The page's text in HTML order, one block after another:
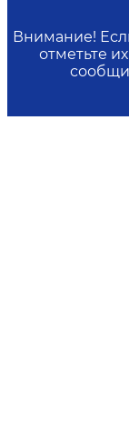
Внимание!
отметьте